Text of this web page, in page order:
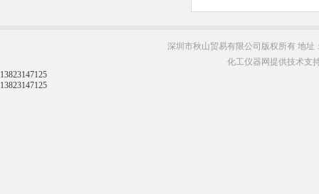
深圳市秋山贸易有限公司版权所有 地址
化工仪器网提供技术支
13823147125
13823147125